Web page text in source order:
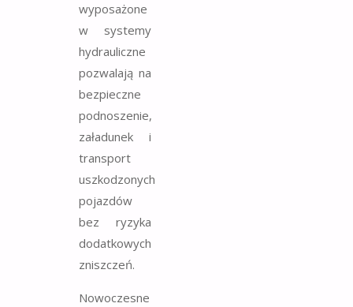
wyposażone
w systemy
hydrauliczne
pozwalają na
bezpieczne
podnoszenie,
załadunek i
transport
uszkodzonych
pojazdów
bez ryzyka
dodatkowych
zniszczeń.
Nowoczesne